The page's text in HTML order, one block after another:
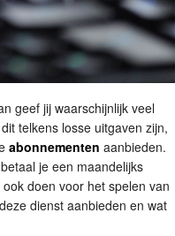
geef jij waarschijnlijk veel
telkens losse uitgaven zijn,
abonnementen aanbieden.
je een maandelijks
doen voor het spelen van
dienst aanbieden en wat